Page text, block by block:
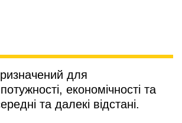
для
економічності та
та далекі відстані.